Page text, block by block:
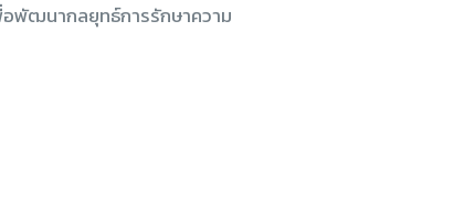
อพัฒนากลยุทธ์การรักษาความ